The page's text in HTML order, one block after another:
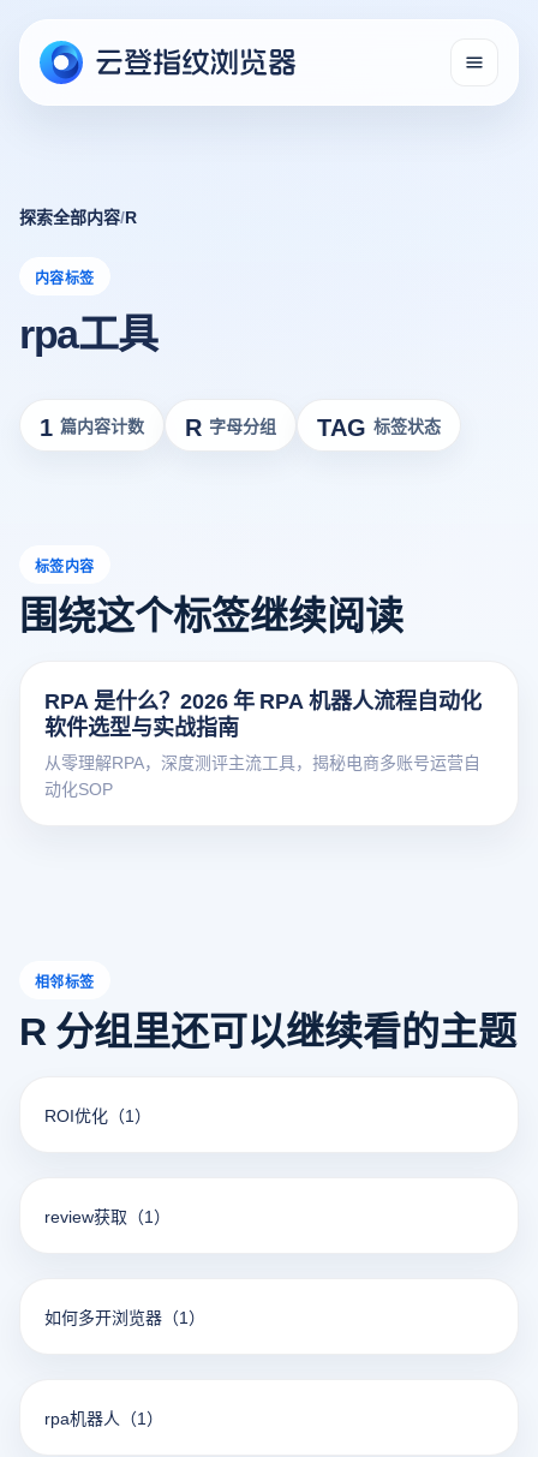
探索全部内容/R
内容标签
rpa工具
1 篇内容计数 R 字母分组 TAG 标签状态
标签内容
围绕这个标签继续阅读
RPA 是什么？2026 年 RPA 机器人流程自动化
软件选型与实战指南
从零理解RPA，深度测评主流工具，揭秘电商多账号运营自
动化SOP
相邻标签
R 分组里还可以继续看的主题
ROI优化 （1）
review获取 （1）
如何多开浏览器 （1）
rpa机器人 （1）